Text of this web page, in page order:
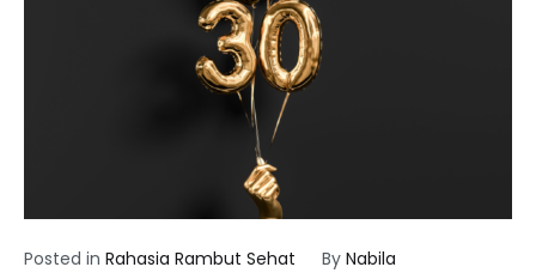
Posted in Rahasia Rambut Sehat By Nabila